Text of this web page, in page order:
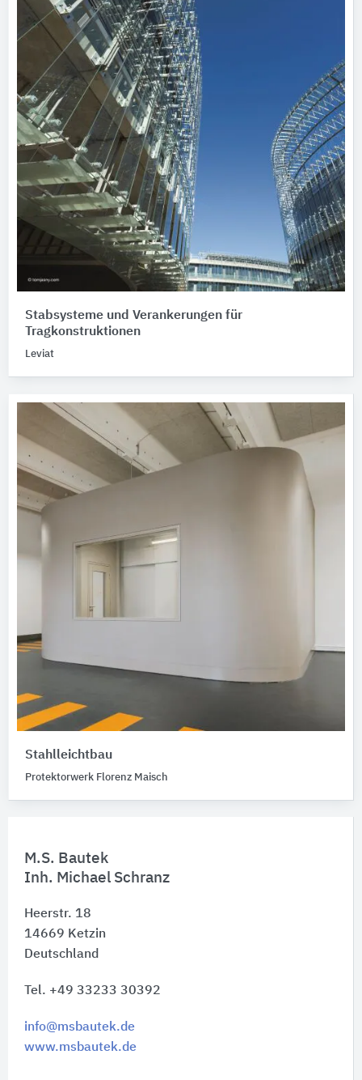
M.S. Bautek
Inh. Michael Schranz
Heerstr. 18
14669 Ketzin
Deutschland
Tel. +49 33233 30392
info@msbautek.de
www.msbautek.de
Stabsysteme und Verankerungen für
Tragkonstruktionen
Leviat
Stahlleichtbau
Protektorwerk Florenz Maisch